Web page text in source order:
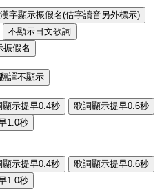
漢字顯示振假名(借字讀音另外標示)
不顯示日文歌詞
振假名
翻譯不顯示
顯示提早0.4秒
歌詞顯示提早0.6秒
1.0秒
顯示提早0.4秒
歌詞顯示提早0.6秒
1.0秒